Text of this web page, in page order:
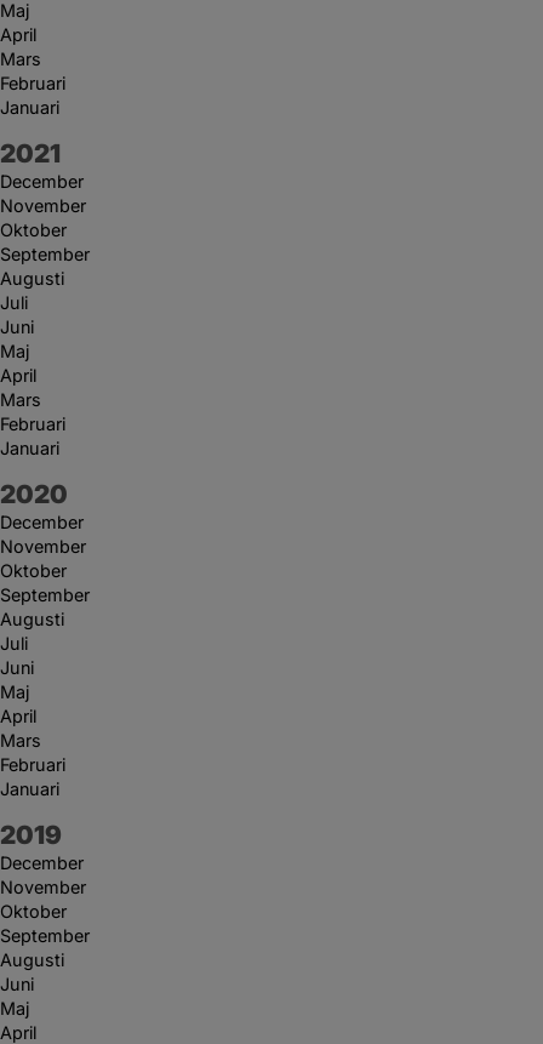
Maj
April
Mars
Februari
Januari
År:
2021
December
November
Oktober
September
Augusti
Juli
Juni
Maj
April
Mars
Februari
Januari
År:
2020
December
November
Oktober
September
Augusti
Juli
Juni
Maj
April
Mars
Februari
Januari
År:
2019
December
November
Oktober
September
Augusti
Juni
Maj
April